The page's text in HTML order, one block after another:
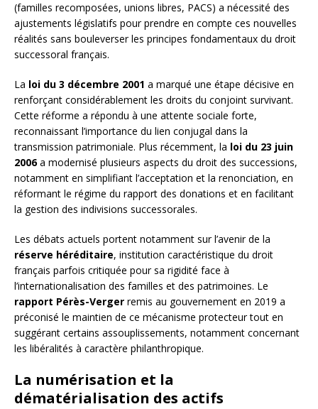
(familles recomposées, unions libres, PACS) a nécessité des
ajustements législatifs pour prendre en compte ces nouvelles
réalités sans bouleverser les principes fondamentaux du droit
successoral français.
La loi du 3 décembre 2001 a marqué une étape décisive en
renforçant considérablement les droits du conjoint survivant.
Cette réforme a répondu à une attente sociale forte,
reconnaissant l’importance du lien conjugal dans la
transmission patrimoniale. Plus récemment, la loi du 23 juin
2006a modernisé plusieurs aspects du droit des successions,
notamment en simplifiant l’acceptation et la renonciation, en
réformant le régime du rapport des donations et en facilitant
la gestion des indivisions successorales.
Les débats actuels portent notamment sur l’avenir de la
réserve héréditaire, institution caractéristique du droit
français parfois critiquée pour sa rigidité face à
l’internationalisation des familles et des patrimoines. Le
rapport Pérès-Verger remis au gouvernement en 2019 a
préconisé le maintien de ce mécanisme protecteur tout en
suggérant certains assouplissements, notamment concernant
les libéralités à caractère philanthropique.
La numérisation et la
dématérialisation des actifs